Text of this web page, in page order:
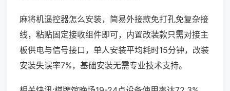
麻将机遥控器怎么安装，简易外接款免打孔免复杂接
线，粘贴固定接收组件即可，内置改装款只需对接主
板供电与信号接口，单人安装平均耗时15分钟，改装
安装失误率7%，基础安装无需专业技术支持。